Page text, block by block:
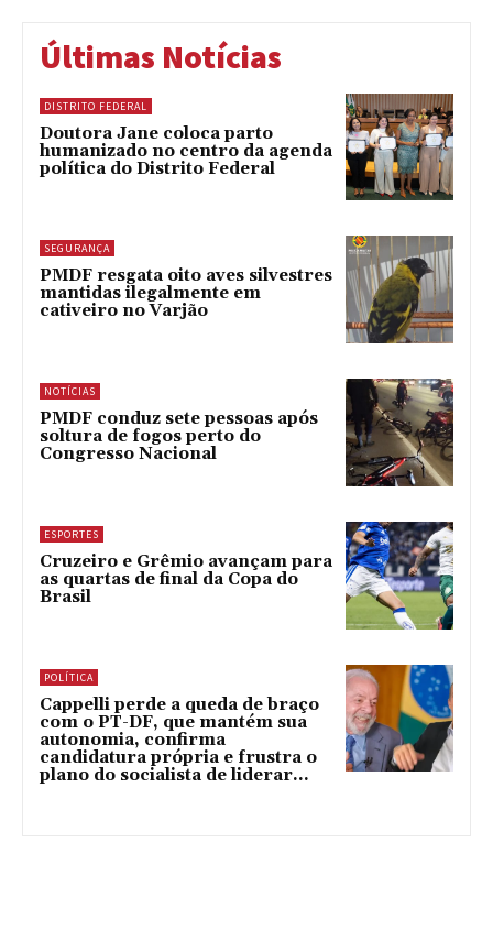
Últimas Notícias
DISTRITO FEDERAL
Doutora Jane coloca parto
humanizado no centro da agenda
política do Distrito Federal
SEGURANÇA
PMDF resgata oito aves silvestres
mantidas ilegalmente em
cativeiro no Varjão
NOTÍCIAS
PMDF conduz sete pessoas após
soltura de fogos perto do
Congresso Nacional
ESPORTES
Cruzeiro e Grêmio avançam para
as quartas de final da Copa do
Brasil
POLÍTICA
Cappelli perde a queda de braço
com o PT-DF, que mantém sua
autonomia, confirma
candidatura própria e frustra o
plano do socialista de liderar...